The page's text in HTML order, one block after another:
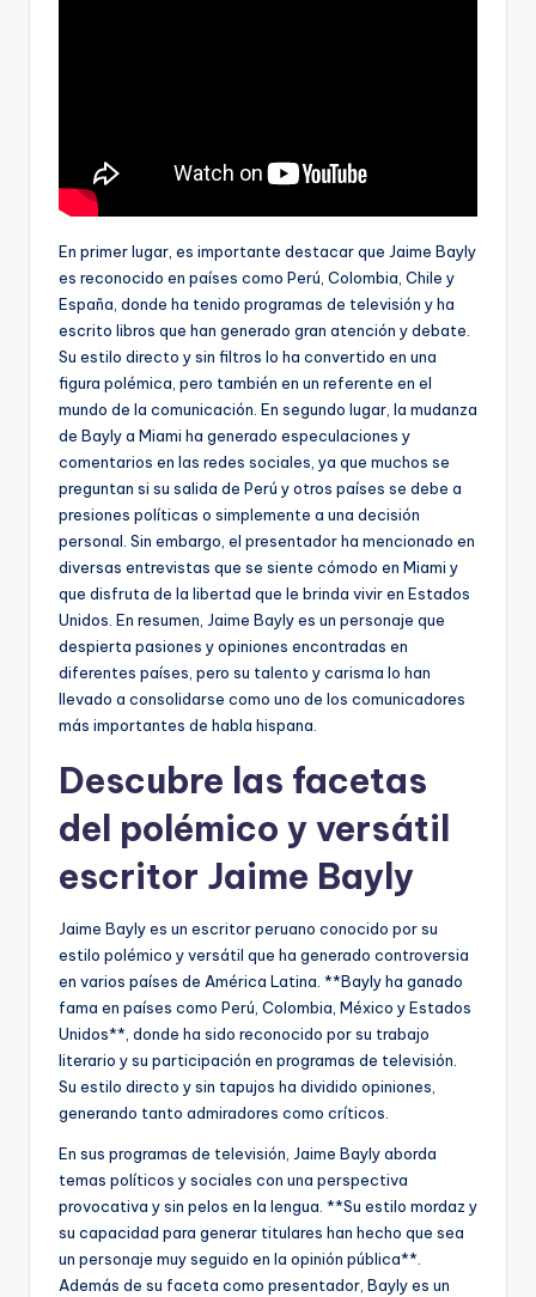
En primer lugar, es importante destacar que Jaime Bayly
es reconocido en países como Perú, Colombia, Chile y
España, donde ha tenido programas de televisión y ha
escrito libros que han generado gran atención y debate.
Su estilo directo y sin filtros lo ha convertido en una
figura polémica, pero también en un referente en el
mundo de la comunicación. En segundo lugar, la mudanza
de Bayly a Miami ha generado especulaciones y
comentarios en las redes sociales, ya que muchos se
preguntan si su salida de Perú y otros países se debe a
presiones políticas o simplemente a una decisión
personal. Sin embargo, el presentador ha mencionado en
diversas entrevistas que se siente cómodo en Miami y
que disfruta de la libertad que le brinda vivir en Estados
Unidos. En resumen, Jaime Bayly es un personaje que
despierta pasiones y opiniones encontradas en
diferentes países, pero su talento y carisma lo han
llevado a consolidarse como uno de los comunicadores
más importantes de habla hispana.
Descubre las facetas
del polémico y versátil
escritor Jaime Bayly
Jaime Bayly es un escritor peruano conocido por su
estilo polémico y versátil que ha generado controversia
en varios países de América Latina. **Bayly ha ganado
fama en países como Perú, Colombia, México y Estados
Unidos**, donde ha sido reconocido por su trabajo
literario y su participación en programas de televisión.
Su estilo directo y sin tapujos ha dividido opiniones,
generando tanto admiradores como críticos.
En sus programas de televisión, Jaime Bayly aborda
temas políticos y sociales con una perspectiva
provocativa y sin pelos en la lengua. **Su estilo mordaz y
su capacidad para generar titulares han hecho que sea
un personaje muy seguido en la opinión pública**.
Además de su faceta como presentador, Bayly es un